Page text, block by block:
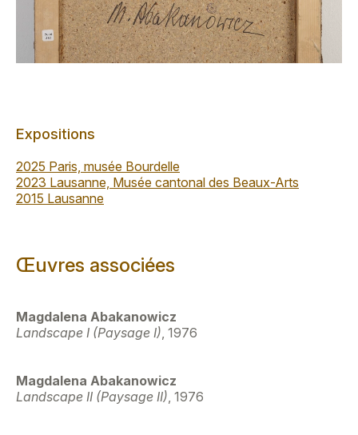
Expositions
2025 Paris, musée Bourdelle
2023 Lausanne, Musée cantonal des Beaux-Arts
2015 Lausanne
Œuvres associées
Magdalena Abakanowicz
Landscape I (Paysage I) , 1976
Magdalena Abakanowicz
Landscape II (Paysage II) , 1976